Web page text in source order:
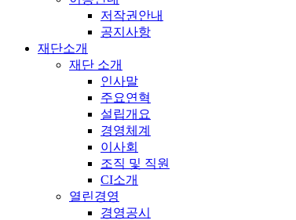
저작권안내
공지사항
재단소개
재단 소개
인사말
주요연혁
설립개요
경영체계
이사회
조직 및 직원
CI소개
열린경영
경영공시